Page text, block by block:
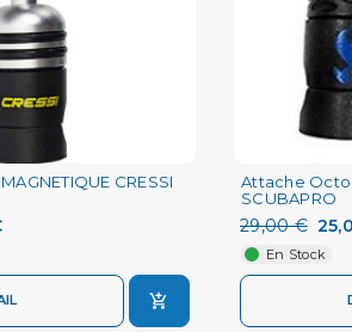
CRESSI
Attache
SCUBAPRO
29,00 €
En Stock